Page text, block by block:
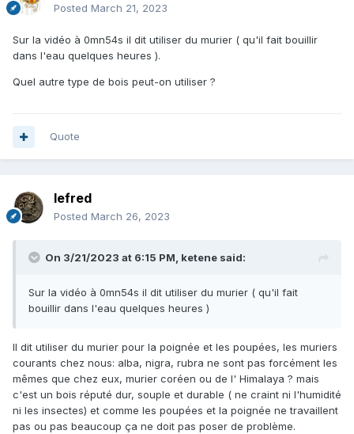
Posted March 21, 2023
Sur la vidéo à 0mn54s il dit utiliser du murier ( qu'il fait bouillir
dans l'eau quelques heures ).
Quel autre type de bois peut-on utiliser ?
Quote
lefred
Posted March 26, 2023
On 3/21/2023 at 6:15 PM, ketene said:
Sur la vidéo à 0mn54s il dit utiliser du murier ( qu'il fait
bouillir dans l'eau quelques heures )
Il dit utiliser du murier pour la poignée et les poupées, les muriers
courants chez nous: alba, nigra, rubra ne sont pas forcément les
mêmes que chez eux, murier coréen ou de l' Himalaya ? mais
c'est un bois réputé dur, souple et durable ( ne craint ni l'humidité
ni les insectes) et comme les poupées et la poignée ne travaillent
pas ou pas beaucoup ça ne doit pas poser de problème.